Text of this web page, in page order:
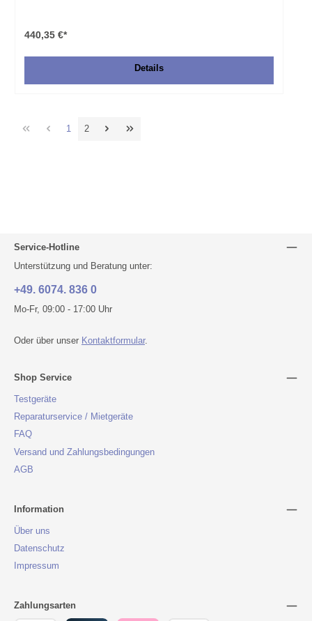
440,35 €*
Details
1 2
Service-Hotline
Unterstützung und Beratung unter:
+49. 6074. 836 0
Mo-Fr, 09:00 - 17:00 Uhr
Oder über unser Kontaktformular.
Shop Service
Testgeräte
Reparaturservice / Mietgeräte
FAQ
Versand und Zahlungsbedingungen
AGB
Information
Über uns
Datenschutz
Impressum
Zahlungsarten